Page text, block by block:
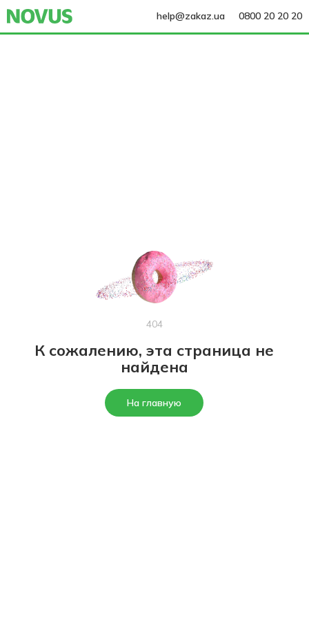
help@zakaz.ua 0800 20 20 20
404
К сожалению, эта страница не
найдена
На главную